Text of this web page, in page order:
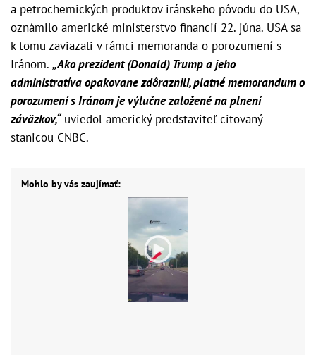
a petrochemických produktov iránskeho pôvodu do USA,
oznámilo americké ministerstvo financií 22. júna. USA sa
k tomu zaviazali v rámci memoranda o porozumení s
Iránom. „Ako prezident (Donald) Trump a jeho
administratíva opakovane zdôraznili, platné memorandum o
porozumení s Iránom je výlučne založené na plnení
záväzkov,“uviedol americký predstaviteľ citovaný
stanicou CNBC.
Mohlo by vás zaujímať: